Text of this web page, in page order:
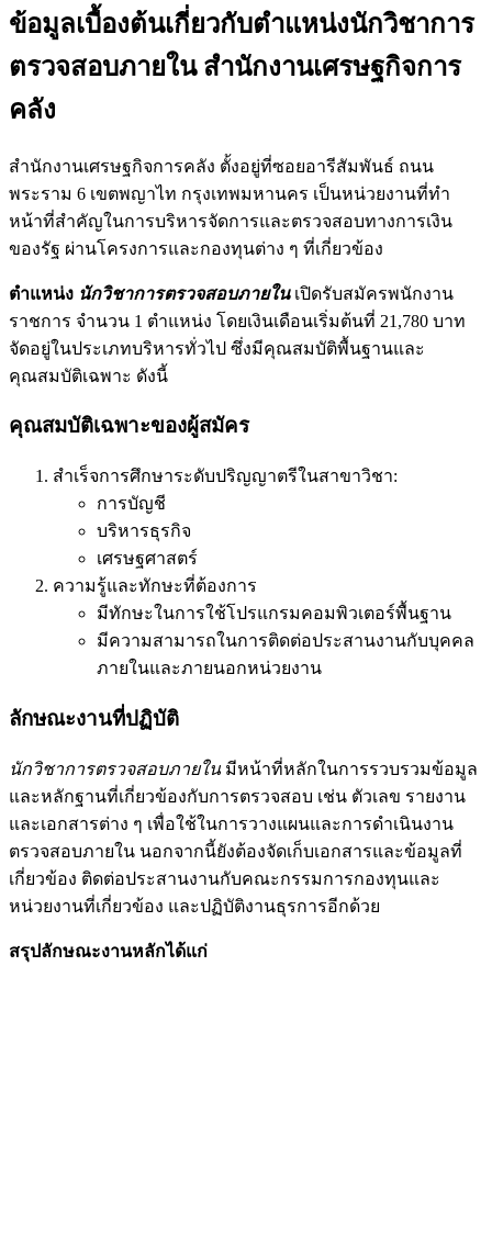
ข้อมูลเบื้องต้นเกี่ยวกับตำแหน่งนักวิชาการ
ตรวจสอบภายใน สำนักงานเศรษฐกิจการ
คลัง
สำนักงานเศรษฐกิจการคลัง ตั้งอยู่ที่ซอยอารีสัมพันธ์ ถนน
พระราม 6 เขตพญาไท กรุงเทพมหานคร เป็นหน่วยงานที่ทำ
หน้าที่สำคัญในการบริหารจัดการและตรวจสอบทางการเงิน
ของรัฐ ผ่านโครงการและกองทุนต่าง ๆ ที่เกี่ยวข้อง
ตำแหน่ง นักวิชาการตรวจสอบภายในเปิดรับสมัครพนักงาน
ราชการ จำนวน 1 ตำแหน่ง โดยเงินเดือนเริ่มต้นที่ 21,780 บาท
จัดอยู่ในประเภทบริหารทั่วไป ซึ่งมีคุณสมบัติพื้นฐานและ
คุณสมบัติเฉพาะ ดังนี้
คุณสมบัติเฉพาะของผู้สมัคร
สำเร็จการศึกษาระดับปริญญาตรีในสาขาวิชา:
การบัญชี
บริหารธุรกิจ
เศรษฐศาสตร์
ความรู้และทักษะที่ต้องการ
มีทักษะในการใช้โปรแกรมคอมพิวเตอร์พื้นฐาน
มีความสามารถในการติดต่อประสานงานกับบุคคล
ภายในและภายนอกหน่วยงาน
ลักษณะงานที่ปฏิบัติ
นักวิชาการตรวจสอบภายใน มีหน้าที่หลักในการรวบรวมข้อมูล
และหลักฐานที่เกี่ยวข้องกับการตรวจสอบ เช่น ตัวเลข รายงาน
และเอกสารต่าง ๆ เพื่อใช้ในการวางแผนและการดำเนินงาน
ตรวจสอบภายใน นอกจากนี้ยังต้องจัดเก็บเอกสารและข้อมูลที่
เกี่ยวข้อง ติดต่อประสานงานกับคณะกรรมการกองทุนและ
หน่วยงานที่เกี่ยวข้อง และปฏิบัติงานธุรการอีกด้วย
สรุปลักษณะงานหลักได้แก่